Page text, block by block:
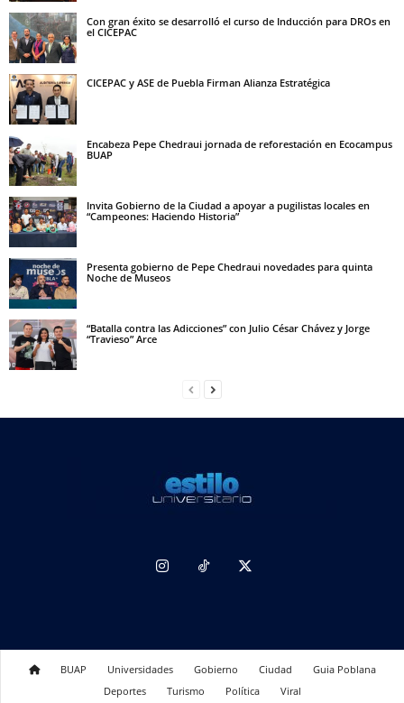
Con gran éxito se desarrolló el curso de Inducción para DROs en
el CICEPAC
CICEPAC y ASE de Puebla Firman Alianza Estratégica
Encabeza Pepe Chedraui jornada de reforestación en Ecocampus
BUAP
Invita Gobierno de la Ciudad a apoyar a pugilistas locales en
“Campeones: Haciendo Historia”
Presenta gobierno de Pepe Chedraui novedades para quinta
Noche de Museos
“Batalla contra las Adicciones” con Julio César Chávez y Jorge
“Travieso” Arce
BUAP Universidades Gobierno Ciudad
Guia Poblana
Deportes
Turismo Política Viral